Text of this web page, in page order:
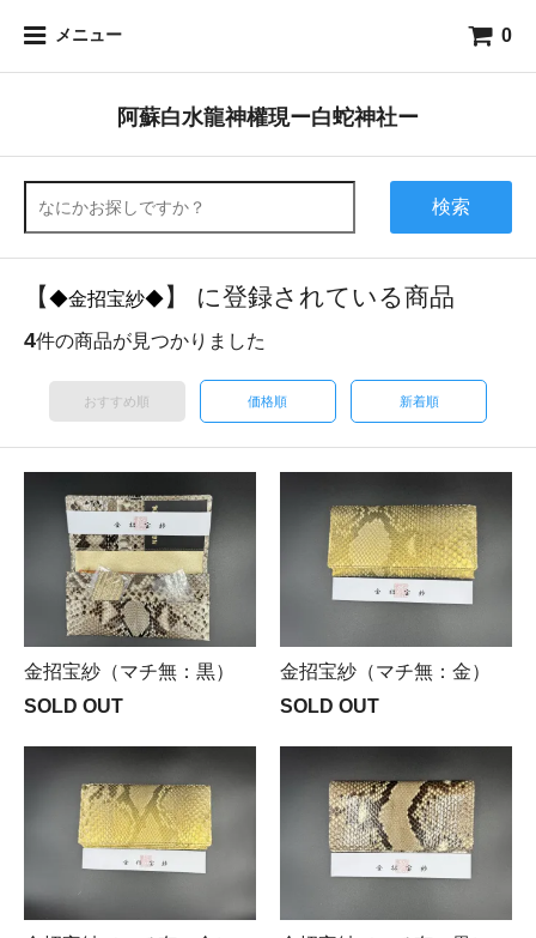
メニュー 0
阿蘇白水龍神權現ー白蛇神社ー
検索
【◆金招宝紗◆】 に登録されている商品
4件の商品が見つかりました
おすすめ順 価格順 新着順
金招宝紗（マチ無：黒）
SOLD OUT
金招宝紗（マチ無：金）
SOLD OUT